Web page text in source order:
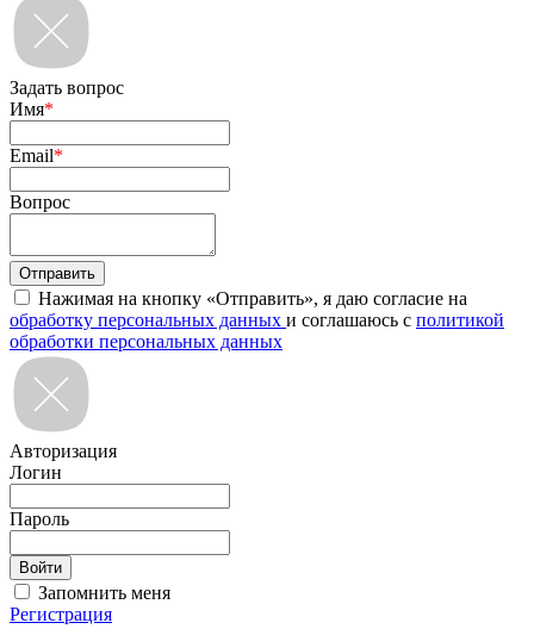
Задать вопрос
Имя*
Email*
Вопрос
Нажимая на кнопку «Отправить», я даю согласие на
обработку персональных данных и соглашаюсь с политикой
обработки персональных данных
Авторизация
Логин
Пароль
Запомнить меня
Регистрация